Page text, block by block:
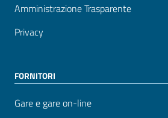
Amministrazione Trasparente
Privacy
FORNITORI
Gare e gare on-line